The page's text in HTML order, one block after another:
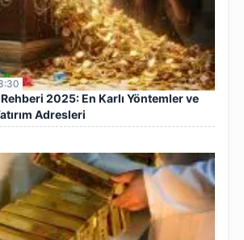
Rehberi 2025: En Karlı Yöntemler ve
Adresleri